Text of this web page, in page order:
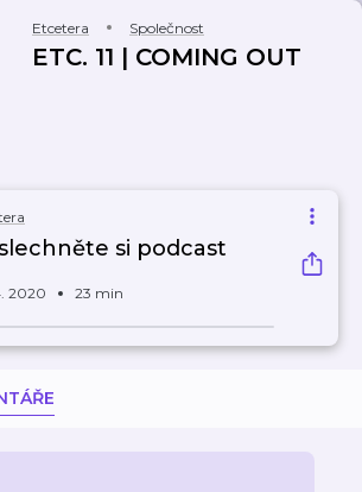
Etcetera Společnost
ETC. 11 | COMING OUT
si podcast
2020 23 min